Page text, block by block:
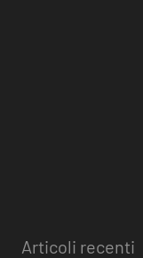
Articoli recenti